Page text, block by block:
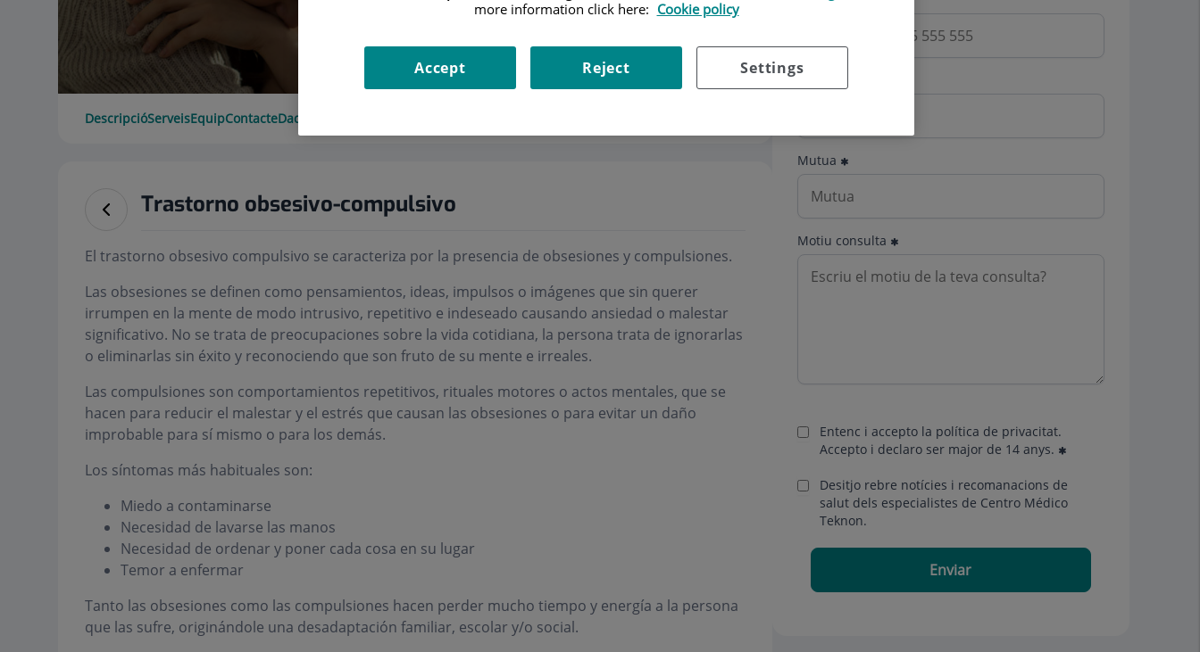
DescripcióServeisEquipContacteDades d'interès
Trastorno obsesivo-compulsivo
El trastorno obsesivo compulsivo se caracteriza por la presencia de obsesiones y compulsiones.
Las obsesiones se definen como pensamientos, ideas, impulsos o imágenes que sin querer
irrumpen en la mente de modo intrusivo, repetitivo e indeseado causando ansiedad o malestar
significativo. No se trata de preocupaciones sobre la vida cotidiana, la persona trata de ignorarlas
o eliminarlas sin éxito y reconociendo que son fruto de su mente e irreales.
Las compulsiones son comportamientos repetitivos, rituales motores o actos mentales, que se
hacen para reducir el malestar y el estrés que causan las obsesiones o para evitar un daño
improbable para sí mismo o para los demás.
Los síntomas más habituales son:
Miedo a contaminarse
Necesidad de lavarse las manos
Necesidad de ordenar y poner cada cosa en su lugar
Temor a enfermar
Tanto las obsesiones como las compulsiones hacen perder mucho tiempo y energía a la persona
que las sufre, originándole una desadaptación familiar, escolar y/o social.
Mutua
Motiu consulta
Entenc i accepto la política de privacitat.
Accepto i declaro ser major de 14 anys.
Desitjo rebre notícies i recomanacions de
salut dels especialistes de Centro Médico
Teknon.
Enviar
more information click here: Cookie policy
Settings
Reject
Accept